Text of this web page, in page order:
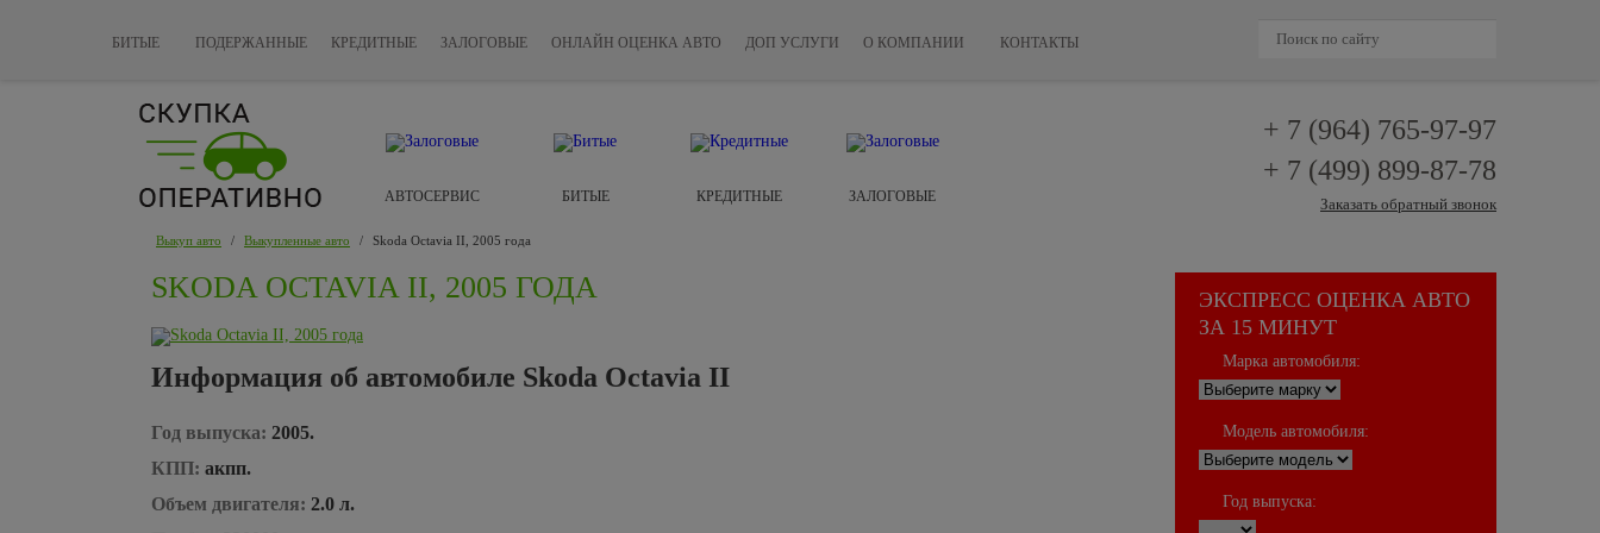
БИТЫЕ ПОДЕРЖАННЫЕ КРЕДИТНЫЕ ЗАЛОГОВЫЕ ОНЛАЙН ОЦЕНКА АВТО ДОП УСЛУГИ О КОМПАНИИ КОНТАКТЫ
+ 7 (964) 765-97-97
+ 7 (499) 899-87-78
Заказать обратный звонок
АВТОСЕРВИС БИТЫЕ КРЕДИТНЫЕ ЗАЛОГОВЫЕ
Выкуп авто / Выкупленные авто / Skoda Octavia II, 2005 года
ЭКСПРЕСС ОЦЕНКА АВТО
ЗА 15 МИНУТ
Марка автомобиля:
Модель автомобиля:
Год выпуска:
SKODA OCTAVIA II, 2005 ГОДА
Информация об автомобиле Skoda Octavia II
Год выпуска: 2005.
КПП: акпп.
Объем двигателя: 2.0 л.